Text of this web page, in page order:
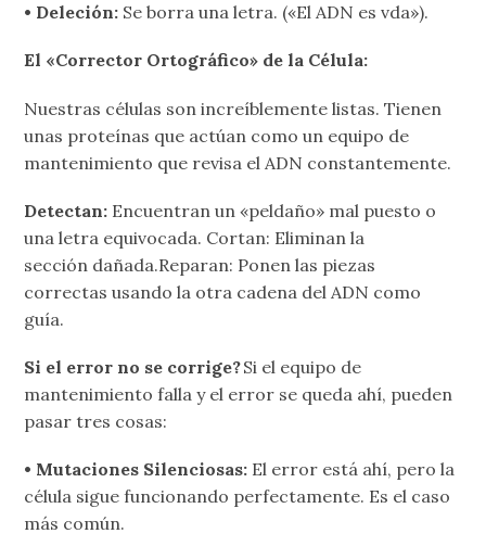
• Deleción: Se borra una letra. («El ADN es vda»).
El «Corrector Ortográfico» de la Célula:
Nuestras células son increíblemente listas. Tienen
unas proteínas que actúan como un equipo de
mantenimiento que revisa el ADN constantemente.
Detectan: Encuentran un «peldaño» mal puesto o
una letra equivocada. Cortan: Eliminan la
sección dañada.Reparan: Ponen las piezas
correctas usando la otra cadena del ADN como
guía.
Si el error no se corrige?Si el equipo de
mantenimiento falla y el error se queda ahí, pueden
pasar tres cosas:
• Mutaciones Silenciosas: El error está ahí, pero la
célula sigue funcionando perfectamente. Es el caso
más común.